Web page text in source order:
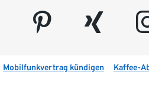
pinterest xing
Mobilfunkvertrag kündigen Kaffee-